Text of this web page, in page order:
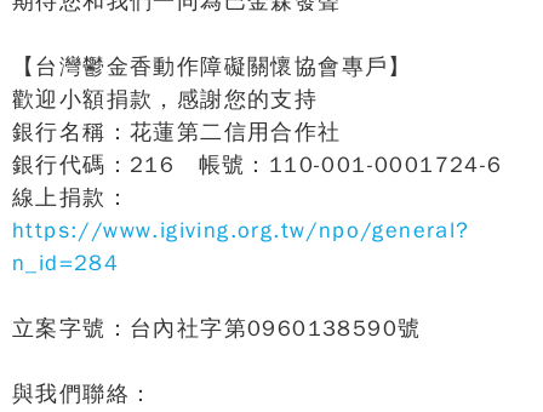
【台灣鬱金香動作障礙關懷協會專戶】
歡迎小額捐款，感謝您的支持
銀行名稱：花蓮第二信用合作社
銀行代碼：216 帳號：110-001-0001724-6
線上捐款：
https://www.igiving.org.tw/npo/general?
n_id=284
立案字號：台內社字第0960138590號
與我們聯絡：